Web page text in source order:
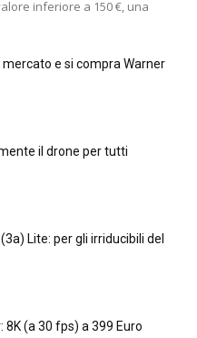
inferiore a 150 €, una
mercato e si compra Warner
il drone per tutti
Lite: per gli irriducibili del
8K (a 30 fps) a 399 Euro